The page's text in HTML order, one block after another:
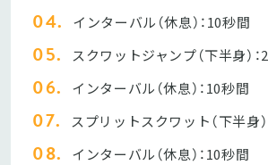
インターバル（休息）：10秒間
スクワットジャンプ（下半身）：
インターバル（休息）：10秒間
スプリットスクワット（下半身
インターバル（休息）：10秒間